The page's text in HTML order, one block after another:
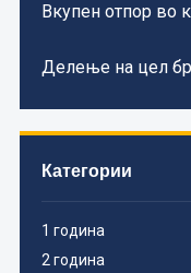
Вкупен отпор во
Делење на цел
Категории
1 година
2 година